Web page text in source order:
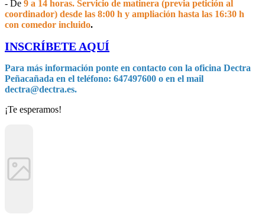
- De 9 a 14 horas. Servicio de matinera (previa petición al
coordinador) desde las 8:00 h y ampliación hasta las 16:30 h
con comedor incluido.
INSCRÍBETE AQUÍ
Para más información ponte en contacto con la oficina Dectra
Peñacañada en el teléfono: 647497600 o en el mail
dectra@dectra.es.
¡Te esperamos!